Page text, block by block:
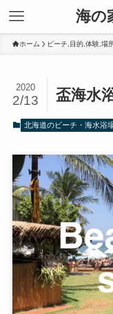
海の
ホーム ビーチ,目的,体験,場
盃海水
2020
2/13
北海道のビーチ・海水浴